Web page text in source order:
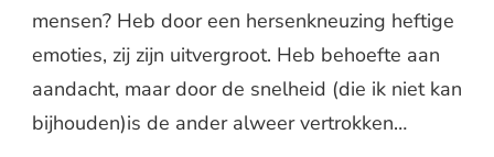
mensen? Heb door een hersenkneuzing heftige
emoties, zij zijn uitvergroot. Heb behoefte aan
aandacht, maar door de snelheid (die ik niet kan
bijhouden)is de ander alweer vertrokken…